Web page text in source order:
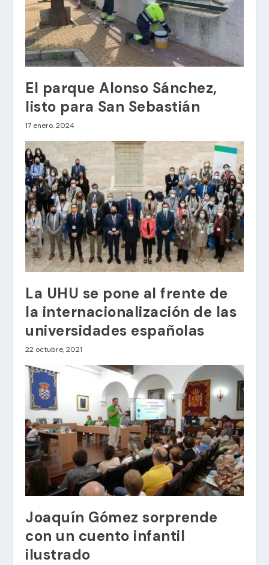
El parque Alonso Sánchez,
listo para San Sebastián
17 enero, 2024
La UHU se pone al frente de
la internacionalización de las
universidades españolas
22 octubre, 2021
Joaquín Gómez sorprende
con un cuento infantil
ilustrado